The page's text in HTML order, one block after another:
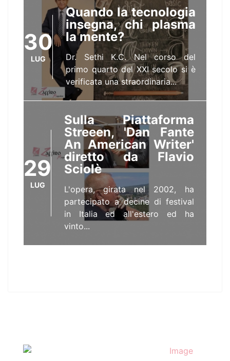
30
LUG
Quando la tecnologia
insegna, chi plasma
la mente?
Dr. Sethi K.C. Nel corso del
primo quarto del XXI secolo si è
verificata una straordinaria...
29
LUG
Sulla Piattaforma
Streeen, 'Dan Fante
An American Writer'
diretto da Flavio
Sciolè
L'opera, girata nel 2002, ha
partecipato a decine di festival
in Italia ed all'estero ed ha
vinto...